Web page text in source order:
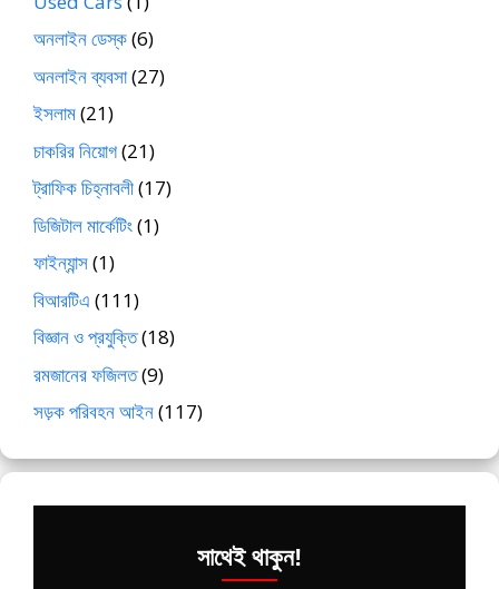
অনলাইন ডেস্ক(6)
অনলাইন ব্যবসা(27)
ইসলাম(21)
চাকরির নিয়োগ(21)
ট্রাফিক চিহ্নাবলী(17)
ডিজিটাল মার্কেটিং(1)
ফাইন্যান্স(1)
বিআরটিএ (111)
বিজ্ঞান ও প্রযুক্তি(18)
রমজানের ফজিলত(9)
সড়ক পরিবহন আইন(117)
সাথেই থাকুন!